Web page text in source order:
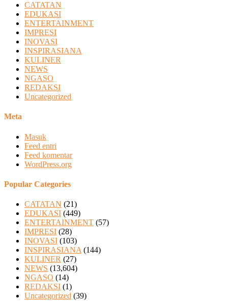
CATATAN
EDUKASI
ENTERTAINMENT
IMPRESI
INOVASI
INSPIRASIANA
KULINER
NEWS
NGASO
REDAKSI
Uncategorized
Meta
Masuk
Feed entri
Feed komentar
WordPress.org
Popular Categories
CATATAN (21)
EDUKASI (449)
ENTERTAINMENT (57)
IMPRESI (28)
INOVASI (103)
INSPIRASIANA (144)
KULINER (27)
NEWS (13,604)
NGASO (14)
REDAKSI (1)
Uncategorized (39)